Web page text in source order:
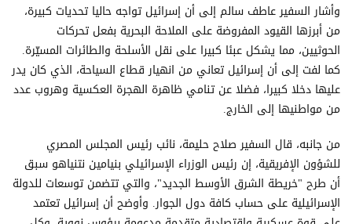
وأشار السفير عاطف سالم إلى أن إسرائيل تواجه حاليا تحديات كبيرة،
من أبرزها القيود المفروضة على الملاحة البحرية بفعل تحركات
الحوثيين، مما يشكل عبئا كبيرا على نقل الأسلحة والطائرات المسيّرة.
كما لفت إلى أن إسرائيل تعاني من انهيار قطاع السياحة، الذي كان يدر
عليها دخلا كبيرا، فضلا عن تنامي ظاهرة الهجرة العكسية وهروب عدد
من مواطنيها إلى الخارج.
من جانبه، قال السفير صلاح حليمة، نائب رئيس المجلس المصري
للشؤون الإفريقية، إن رئيس الوزراء الإسرائيلي بنيامين نتنياهو سبق
أن طرح "خريطة الشرق الأوسط الجديد"، والتي تتضمن توسعات للدولة
الإسرائيلية على حساب كافة دول الجوار. وأوضح أن إسرائيل تعتمد